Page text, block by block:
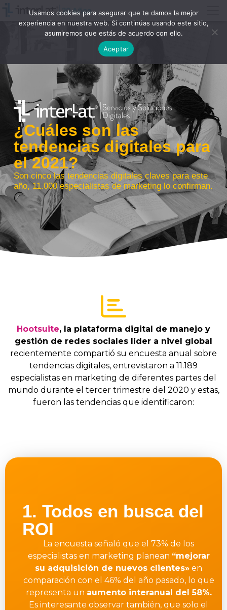
¿Cuáles son las
tendencias digitales para
el 2021?
Son cinco las tendencias digitales claves para este
año, 11.000 especialistas de marketing lo confirman.
Hootsuite, la plataforma digital de manejo y
gestión de redes sociales líder a nivel global
recientemente compartió su encuesta anual sobre
tendencias digitales, entrevistaron a 11.189
especialistas en marketing de diferentes partes del
mundo durante el tercer trimestre del 2020 y estas,
fueron las tendencias que identificaron:
1. Todos en busca del
ROI
La encuesta señaló que el 73% de los
especialistas en marketing planean “mejorar
su adquisición de nuevos clientes» en
comparación con el 46% del año pasado, lo que
representa un aumento interanual del 58%.
Es interesante observar también, que solo el
Usamos cookies para asegurar que te damos la mejor
experiencia en nuestra web. Si continúas usando este sitio,
asumiremos que estás de acuerdo con ello.
Aceptar